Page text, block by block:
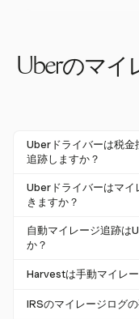
Uberのマイ
Uberドライバーは税金
追跡しますか？
Uberドライバーは、
デジタルソリューシ
rのアプリで追跡さ
ス関連のマイルを記
Uberドライバーはマイ
きますか？
マイレージの他に、
ス、乗客のためのス
らの経費を効率的に
自動マイレージ追跡は
か？
自動マイレージ追跡
は手動での記録が面
Harvestは手動マイレ
Harvestは、Uberド
IRSのマイレージログ